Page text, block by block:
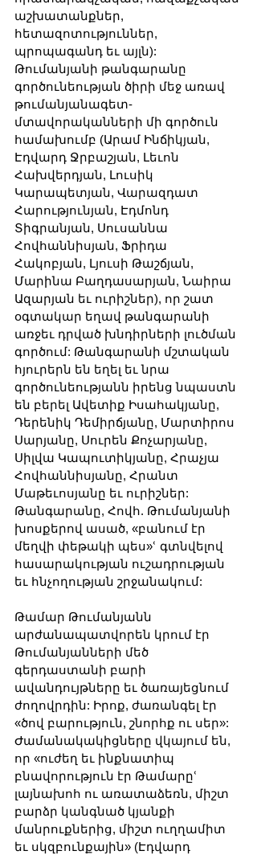
աշխատանքներ,
հետազոտություններ,
պրոպագանդ եւ այլն):
Թումանյանի թանգարանը
գործունեության ծիրի մեջ առավ
թումանյանագետ-
մտավորականների մի գործուն
համախումբ (Արամ Ինճիկյան,
Էդվարդ Ջրբաշյան, Լեւոն
Հախվերդյան, Լուսիկ
Կարապետյան, Վարազդատ
Հարությունյան, Էդմոնդ
Տիգրանյան, Սուսաննա
Հովհաննիսյան, Ֆրիդա
Հակոբյան, Լյուսի Թաշճյան,
Մարինա Բաղդասարյան, Նաիրա
Ազարյան եւ ուրիշներ), որ շատ
օգտակար եղավ թանգարանի
առջեւ դրված խնդիրների լուծման
գործում: Թանգարանի մշտական
հյուրերն են եղել եւ նրա
գործունեությանն իրենց նպաստն
են բերել Ավետիք Իսահակյանը,
Դերենիկ Դեմիրճյանը, Մարտիրոս
Սարյանը, Սուրեն Քոչարյանը,
Սիլվա Կապուտիկյանը, Հրաչյա
Հովհաննիսյանը, Հրանտ
Մաթեւոսյանը եւ ուրիշներ:
Թանգարանը, Հովհ. Թումանյանի
խոսքերով ասած, «բանում էր
մեղվի փեթակի պես»ՙ գտնվելով
հասարակության ուշադրության
եւ հնչողության շրջանակում:
Թամար Թումանյանն
արժանապատվորեն կրում էր
Թումանյանների մեծ
գերդաստանի բարի
ավանդույթները եւ ծառայեցնում
ժողովրդին: Իրոք, ժառանգել էր
«ծով բարություն, շնորհք ու սեր»:
Ժամանակակիցները վկայում են,
որ «ուժեղ եւ ինքնատիպ
բնավորություն էր Թամարըՙ
լայնախոհ ու առատաձեռն, միշտ
բարձր կանգնած կյանքի
մանրուքներից, միշտ ուղղամիտ
եւ սկզբունքային» (Էդվարդ